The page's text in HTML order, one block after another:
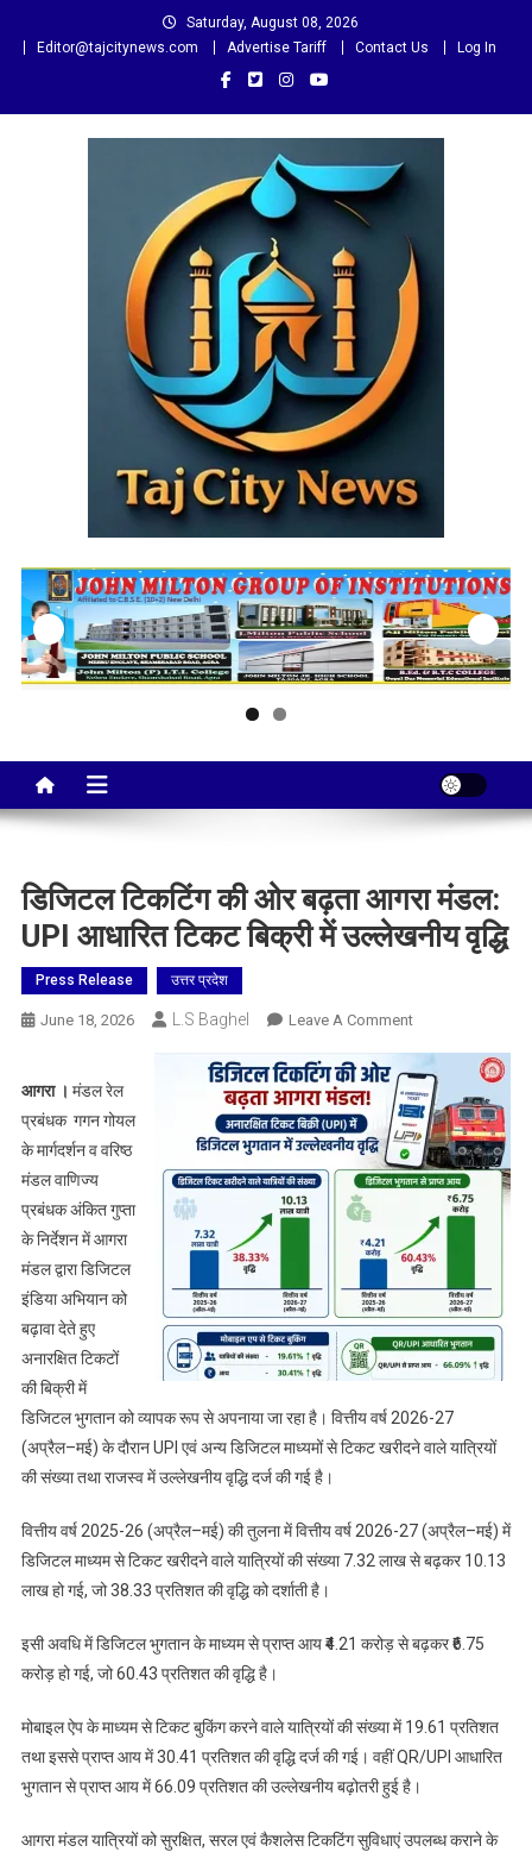
Saturday, August 08, 2026
Editor@tajcitynews.com
Advertise Tariff Contact Us Log In
Taj City News
डिजिटल टिकटिंग की ओर बढ़ता आगरा मंडल:
UPI आधारित टिकट बिक्री में उल्लेखनीय वृद्धि
Press Release उत्तर प्रदेश
June 18, 2026 L.S Baghel Leave A CommentOn
टिकटिंग
की
ओर
बढ़ता
आगरा
UPI
आधारित
टिकट
बिक्री
में
उल्लेखनीय
आगरा । मंडल रेल
प्रबंधक गगन गोयल
के मार्गदर्शन व वरिष्ठ
मंडल वाणिज्य
प्रबंधक अंकित गुप्ता
के निर्देशन में आगरा
मंडल द्वारा डिजिटल
इंडिया अभियान को
बढ़ावा देते हुए
अनारक्षित टिकटों
की बिक्री में
डिजिटल भुगतान को व्यापक रूप से अपनाया जा रहा है। वित्तीय वर्ष 2026-27
(अप्रैल–मई) के दौरान UPI एवं अन्य डिजिटल माध्यमों से टिकट खरीदने वाले यात्रियों
की संख्या तथा राजस्व में उल्लेखनीय वृद्धि दर्ज की गई है।
वित्तीय वर्ष 2025-26 (अप्रैल–मई) की तुलना में वित्तीय वर्ष 2026-27 (अप्रैल–मई) में
डिजिटल माध्यम से टिकट खरीदने वाले यात्रियों की संख्या 7.32 लाख से बढ़कर 10.13
लाख हो गई, जो 38.33 प्रतिशत की वृद्धि को दर्शाती है।
इसी अवधि में डिजिटल भुगतान के माध्यम से प्राप्त आय ₹4.21 करोड़ से बढ़कर ₹6.75
करोड़ हो गई, जो 60.43 प्रतिशत की वृद्धि है।
मोबाइल ऐप के माध्यम से टिकट बुकिंग करने वाले यात्रियों की संख्या में 19.61 प्रतिशत
तथा इससे प्राप्त आय में 30.41 प्रतिशत की वृद्धि दर्ज की गई। वहीं QR/UPI आधारित
भुगतान से प्राप्त आय में 66.09 प्रतिशत की उल्लेखनीय बढ़ोतरी हुई है।
आगरा मंडल यात्रियों को सुरक्षित, सरल एवं कैशलेस टिकटिंग सुविधाएं उपलब्ध कराने के